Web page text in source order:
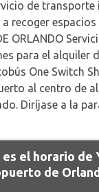
de
espacios
ORLANDO
para el alquiler
One Switch
al centro de
Diríjase a la
es el horario de
de